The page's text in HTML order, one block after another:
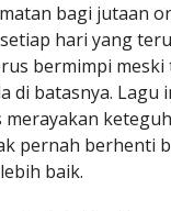
bagi jutaan
hari yang
bermimpi
di batasnya. Lagu
pernah berhenti
baik.